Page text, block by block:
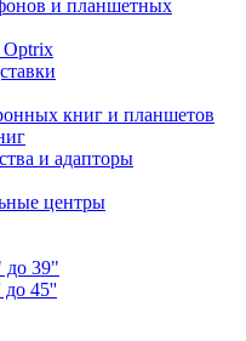
и планшетных
книг и планшетов
и адапторы
центры
до 39"
до 45''